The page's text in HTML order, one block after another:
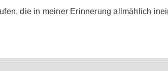
die in meiner Erinnerung allmählich